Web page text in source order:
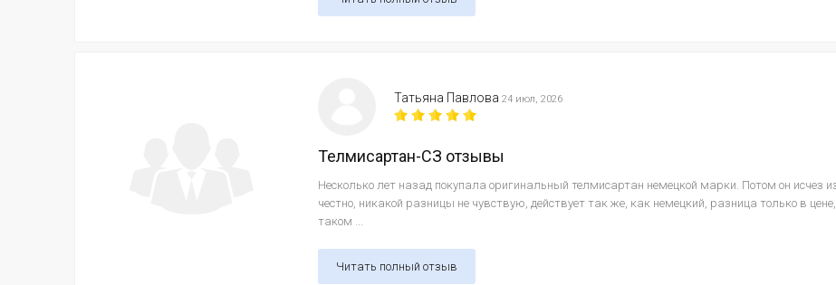
Татьяна Павлова24 июл, 2026
Телмисартан-СЗ отзывы
Несколько лет назад покупала оригинальный телмисартан немецкой марки. Потом он исчез
честно, никакой разницы не чувствую, действует так же, как немецкий, разница только в
таком ...
Читать полный отзыв